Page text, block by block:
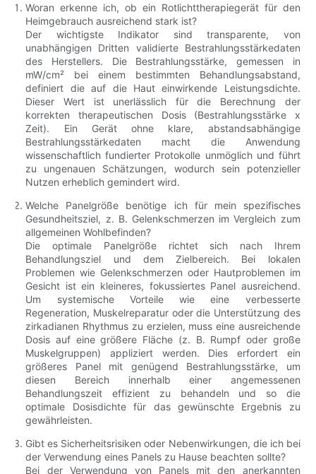
Woran erkenne ich, ob ein Rotlichttherapiegerät für den
Heimgebrauch ausreichend stark ist?
Der wichtigste Indikator sind transparente, von
unabhängigen Dritten validierte Bestrahlungsstärkedaten
des Herstellers. Die Bestrahlungsstärke, gemessen in
mW/cm² bei einem bestimmten Behandlungsabstand,
definiert die auf die Haut einwirkende Leistungsdichte.
Dieser Wert ist unerlässlich für die Berechnung der
korrekten therapeutischen Dosis (Bestrahlungsstärke x
Zeit). Ein Gerät ohne klare, abstandsabhängige
Bestrahlungsstärkedaten macht die Anwendung
wissenschaftlich fundierter Protokolle unmöglich und führt
zu ungenauen Schätzungen, wodurch sein potenzieller
Nutzen erheblich gemindert wird.
Welche Panelgröße benötige ich für mein spezifisches
Gesundheitsziel, z. B. Gelenkschmerzen im Vergleich zum
allgemeinen Wohlbefinden?
Die optimale Panelgröße richtet sich nach Ihrem
Behandlungsziel und dem Zielbereich. Bei lokalen
Problemen wie Gelenkschmerzen oder Hautproblemen im
Gesicht ist ein kleineres, fokussiertes Panel ausreichend.
Um systemische Vorteile wie eine verbesserte
Regeneration, Muskelreparatur oder die Unterstützung des
zirkadianen Rhythmus zu erzielen, muss eine ausreichende
Dosis auf eine größere Fläche (z. B. Rumpf oder große
Muskelgruppen) appliziert werden. Dies erfordert ein
größeres Panel mit genügend Bestrahlungsstärke, um
diesen Bereich innerhalb einer angemessenen
Behandlungszeit effizient zu behandeln und so die
optimale Dosisdichte für das gewünschte Ergebnis zu
gewährleisten.
Gibt es Sicherheitsrisiken oder Nebenwirkungen, die ich bei
der Verwendung eines Panels zu Hause beachten sollte?
Bei der Verwendung von Panels mit den anerkannten